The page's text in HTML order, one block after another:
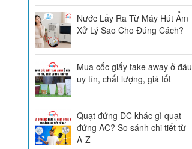
Nước Lấy Ra Từ Máy Hút Ẩm
Xử Lý Sao Cho Đúng Cách?
Mua cốc giấy take away ở đâu
uy tín, chất lượng, giá tốt
Quạt đứng DC khác gì quạt
đứng AC? So sánh chi tiết từ
A-Z